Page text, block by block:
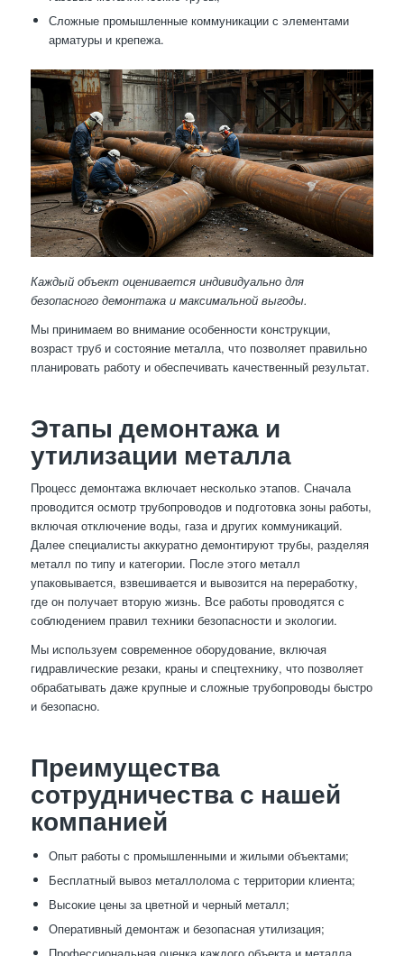
Сложные промышленные коммуникации с элементами
арматуры и крепежа.
Каждый объект оценивается индивидуально для
безопасного демонтажа и максимальной выгоды.
Мы принимаем во внимание особенности конструкции,
возраст труб и состояние металла, что позволяет правильно
планировать работу и обеспечивать качественный результат.
Этапы демонтажа и
утилизации металла
Процесс демонтажа включает несколько этапов. Сначала
проводится осмотр трубопроводов и подготовка зоны работы,
включая отключение воды, газа и других коммуникаций.
Далее специалисты аккуратно демонтируют трубы, разделяя
металл по типу и категории. После этого металл
упаковывается, взвешивается и вывозится на переработку,
где он получает вторую жизнь. Все работы проводятся с
соблюдением правил техники безопасности и экологии.
Мы используем современное оборудование, включая
гидравлические резаки, краны и спецтехнику, что позволяет
обрабатывать даже крупные и сложные трубопроводы быстро
и безопасно.
Преимущества
сотрудничества с нашей
компанией
Опыт работы с промышленными и жилыми объектами;
Бесплатный вывоз металлолома с территории клиента;
Высокие цены за цветной и черный металл;
Оперативный демонтаж и безопасная утилизация;